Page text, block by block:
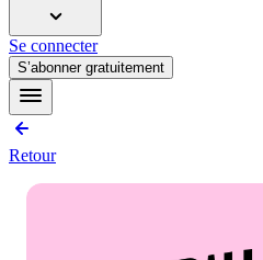
Se connecter
S’abonner gratuitement
Retour